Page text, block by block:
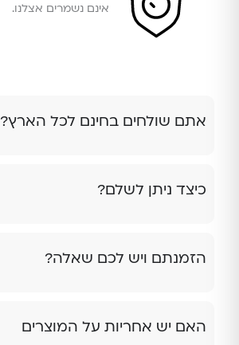
אינם נשמרים אצלנו.
אתם שולחים בחינם לכל הארץ?
כיצד ניתן לשלם?
הזמנתם ויש לכם שאלה?
האם יש אחריות על המוצרים